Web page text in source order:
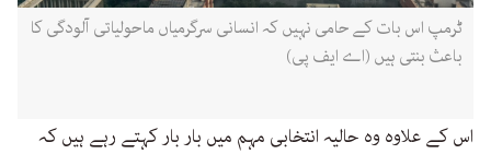
ٹرمپ اس بات کے حامی نہیں کہ انسانی سرگرمیاں ماحولیاتی آلودگی کا
باعث بنتی ہیں (اے ایف پی)
اس کے علاوہ وہ حالیہ انتخابی مہم میں بار بار کہتے رہے ہیں کہ